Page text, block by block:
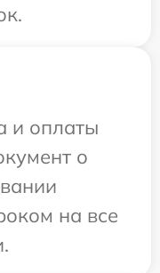
и оплаты
о
на все